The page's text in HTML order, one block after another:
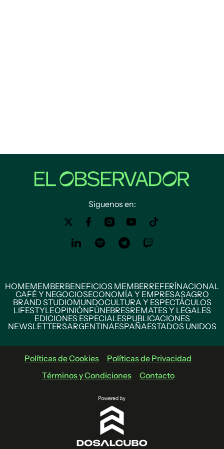
Siguenos en:
HOMEMEMBERBENEFICIOS MEMBERREFERÍNACIONAL
CAFÉ Y NEGOCIOSECONOMÍA Y EMPRESASAGRO
BRAND STUDIOMUNDOCULTURA Y ESPECTÁCULOS
LIFESTYLEOPINIÓNFÚNEBRESREMATES Y LEGALES
EDICIONES ESPECIALESPUBLICACIONES
NEWSLETTERSARGENTINAESPAÑAESTADOS UNIDOS
Políticas de Cookies
Políticas de Privacidad
Términos y Condiciones
Contacto